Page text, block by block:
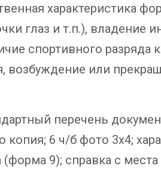
характеристика
глаз и т.п.), владение
спортивного разряда
возбуждение или
перечень
6 ч/б фото 3х4;
9); справка с